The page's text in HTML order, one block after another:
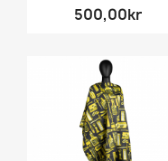
500,00kr